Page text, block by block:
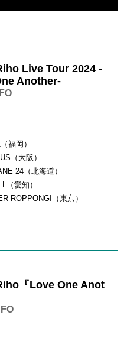
Live Tour 2024 -
Another-
福岡）
（大阪）
24（北海道）
（愛知）
ROPPONGI（東京）
『Love One Anot